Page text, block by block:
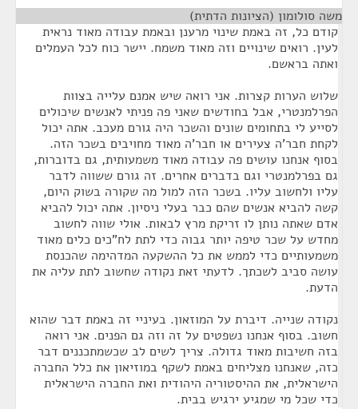
משה סולומון (הציונות הדתית)
קודם כל, זה באמת שינוי מרענן ובאמת עבודה מאוד נראית
לעין. רואים שינויים וזה מאוד משמח. יישר כוח לכל העמלים
ואתה בראשם.
שלוש הערות קצרות. אני רואה שיש אמנם עלייה בצוות
הפרלמנטרי, אבל בחודשים שאני פה פניתי לאנשים שיכולים
לסייע לי בתחומים שונים והשכר היה גורם מעכב. אתה יכול
לקחת חבר'ה צעירים או חבר'ה מאוד מחויבים בשכר הזה.
בסוף אנחנו עושים פה עבודה מאוד משמעותית, גם בדוברות,
גם בפרלמנטרי וגם בדברים אחרים. זה גורם ששווה לדבר
עליו ולחשוב עליו. בשכר הזה למול מה שקורה בשוק היום,
קשה להביא אנשים שהם כבר בעלי ניסיון. אתה יכול להביא
אדם שאתה נותן לו זריקת מרץ לבאות. אולי שווה לחשוב
מחדש על שכר טיפה יותר גבוה כדי לתת לח"כים כלים מאוד
משמעותיים כדי לממש את כל ההשקעה המדהימה שהכנסת
עושה סביב לשכתך. לדעתי זאת נקודה שחשוב לתת עליה את
הדעת.
נקודה שנייה. דיברת על המוזאון. בעיניי זה באמת דבר שהוא
חשוב. בסוף אנחנו נשפטים על זה וזה גם הפנים. אני רואה
בזה חשיבות מאוד גדולה. צריך לשים לב שכשמתכננים דבר
כזה, שאנחנו מצליחים באמת לשקף במוזיאון את כלל החברה
הישראלית, את ההיסטוריה היהודית ואת החברה הישראלית
כדי שכל מי שמגיע ירגיש בבית.